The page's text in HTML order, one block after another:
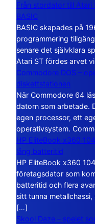
Från stordator till Atari
BASIC
BASIC skapades på
programmering
senare det självklara
Atari ST fördes arvet
Commodore DOS –
diskettstationen
När Commodore 64
datorn som arbetade.
egen processor, ett
operativsystem.
HP EliteBook x360
lång batteritid
HP EliteBook x360
företagsdator som
batteritid och flera
sitt tunna
[…]
Skool Daze – spelet